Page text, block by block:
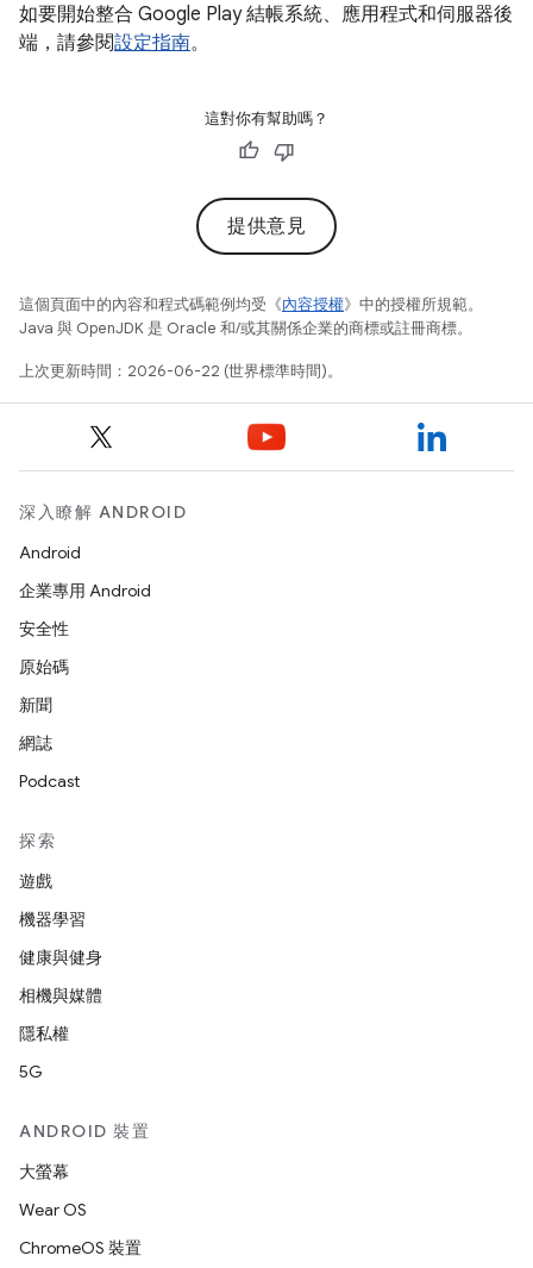
如要開始整合 Google Play 結帳系統、應用程式和伺服器後
端，請參閱設定指南。
這對你有幫助嗎？
提供意見
這個頁面中的內容和程式碼範例均受《內容授權》中的授權所規範。
Java 與 OpenJDK 是 Oracle 和/或其關係企業的商標或註冊商標。
上次更新時間：2026-06-22 (世界標準時間)。
深入瞭解 ANDROID
Android
企業專用 Android
安全性
原始碼
新聞
網誌
Podcast
探索
遊戲
機器學習
健康與健身
相機與媒體
隱私權
5G
ANDROID 裝置
大螢幕
Wear OS
ChromeOS 裝置